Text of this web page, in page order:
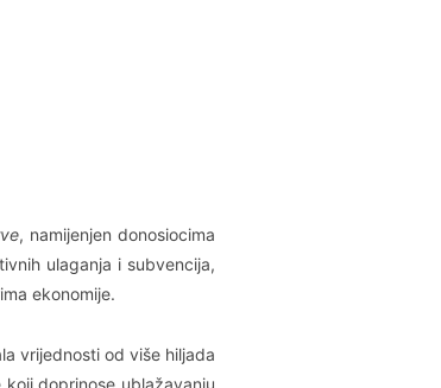
, namijenjen donosiocima
ulaganja i subvencija,
ekonomije.
vrijednosti od više hiljada